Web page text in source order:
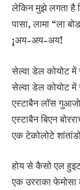
लेकिन मुझे लगता है
पासा, लामा “ला
¡अय-अय-अय!
सेल्वा डेल कोयोट में
सेल्वा डेल कोयोट में
एस्टाबैन लॉस
एस्टाबैन बिएन
एक टेकोलोटे
होय से कैसो एल
एक उरराका फेमोसा